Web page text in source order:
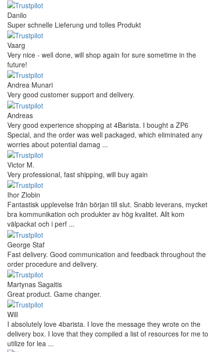
Danilo
Super schnelle Lieferung und tolles Produkt
Vaarg
Very nice - well done, will shop again for sure sometime in the
future!
Andrea Munari
Very good customer support and delivery.
Andreas
Very good experience shopping at 4Barista. I bought a ZP6
Special, and the order was well packaged, which eliminated any
worries about potential damag ...
Victor M.
Very professional, fast shipping, will buy again
Ihor Zlobin
Fantastisk upplevelse från början till slut. Snabb leverans, mycket
bra kommunikation och produkter av hög kvalitet. Allt kom
välpackat och i perf ...
George Staf
Fast delivery. Good communication and feedback throughout the
order procedure and delivery.
Martynas Sagaitis
Great product. Game changer.
Will
I absolutely love 4barista. I love the message they wrote on the
delivery box. I love that they compiled a list of resources for me to
utilize for lea ...